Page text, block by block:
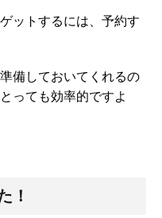
ットするには、予約す
備しておいてくれるの
っても効率的ですよ
！